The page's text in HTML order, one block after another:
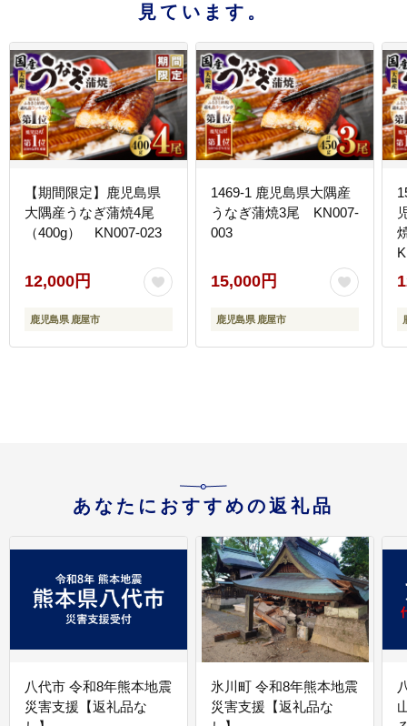
見ています。
【期間限定】鹿児島県
大隅産うなぎ蒲焼4尾
（400g） KN007-023
12,000円
鹿児島県 鹿屋市
1469-1 鹿児島県大隅産
うなぎ蒲焼3尾 KN007-
003
15,000円
鹿児島県 鹿屋市
あなたにおすすめの返礼品
八代市 令和8年熊本地震
災害支援【返礼品な
氷川町 令和8年熊本地震
災害支援【返礼品な